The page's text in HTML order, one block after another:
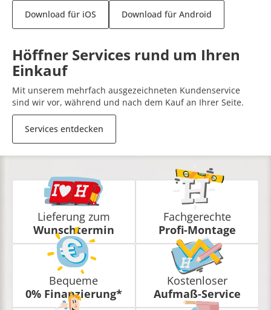
Download für iOS Download für Android
Höffner Services rund um Ihren
Einkauf
Mit unserem mehrfach ausgezeichneten Kundenservice
sind wir vor, während und nach dem Kauf an Ihrer Seite.
Services entdecken
Lieferung zum
Wunschtermin
Fachgerechte
Profi-Montage
Bequeme
0% Finanzierung*
Kostenloser
Aufmaß-Service